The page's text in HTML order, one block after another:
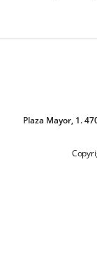
Plaza Mayor, 1.